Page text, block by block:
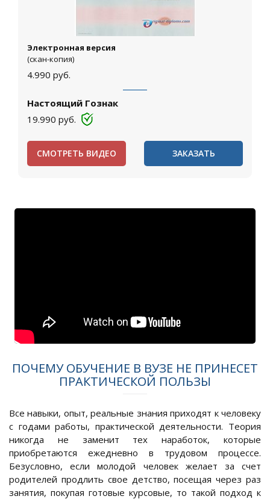
Электронная версия
(скан-копия)
4.990 руб.
Настоящий Гознак
19.990 руб.
СМОТРЕТЬ ВИДЕО ЗАКАЗАТЬ
ПОЧЕМУ ОБУЧЕНИЕ В ВУЗЕ НЕ ПРИНЕСЕТ
ПРАКТИЧЕСКОЙ ПОЛЬЗЫ
Все навыки, опыт, реальные знания приходят к человеку
с годами работы, практической деятельности. Теория
никогда не заменит тех наработок, которые
приобретаются ежедневно в трудовом процессе.
Безусловно, если молодой человек желает за счет
родителей продлить свое детство, посещая через раз
занятия, покупая готовые курсовые, то такой подход к